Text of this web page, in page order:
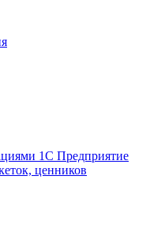
1С Предприятие
ценников